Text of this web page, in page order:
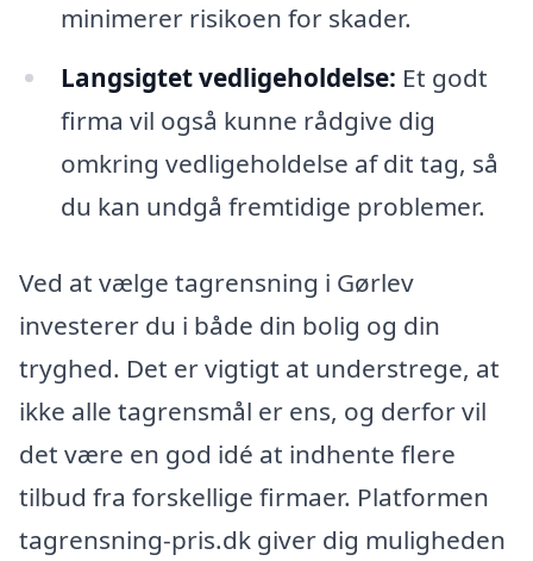
minimerer risikoen for skader.
Langsigtet vedligeholdelse: Et godt
firma vil også kunne rådgive dig
omkring vedligeholdelse af dit tag, så
du kan undgå fremtidige problemer.
Ved at vælge tagrensning i Gørlev
investerer du i både din bolig og din
tryghed. Det er vigtigt at understrege, at
ikke alle tagrensmål er ens, og derfor vil
det være en god idé at indhente flere
tilbud fra forskellige firmaer. Platformen
tagrensning-pris.dk giver dig muligheden